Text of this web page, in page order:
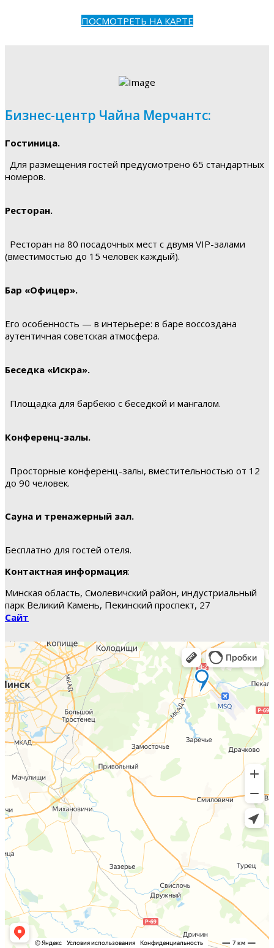
ПОСМОТРЕТЬ НА КАРТЕ
Бизнес-центр Чайна Мерчантс:
Гостиница.
Для размещения гостей предусмотрено 65 стандартных
номеров.
Ресторан.
Ресторан на 80 посадочных мест с двумя VIP-залами
(вместимостью до 15 человек каждый).
Бар «Офицер».
Его особенность — в интерьере: в баре воссоздана
аутентичная советская атмосфера.
Беседка «Искра».
Площадка для барбекю с беседкой и мангалом.
Конференц-залы.
Просторные конференц-залы, вместительностью от 12
до 90 человек.
Сауна и тренажерный зал.
Бесплатно для гостей отеля.
Контактная информация:
Минская область, Смолевичский район, индустриальный
парк Великий Камень, Пекинский проспект, 27
Сайт